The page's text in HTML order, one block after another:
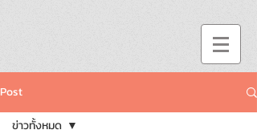
Post
ข่าวทั้งหมด